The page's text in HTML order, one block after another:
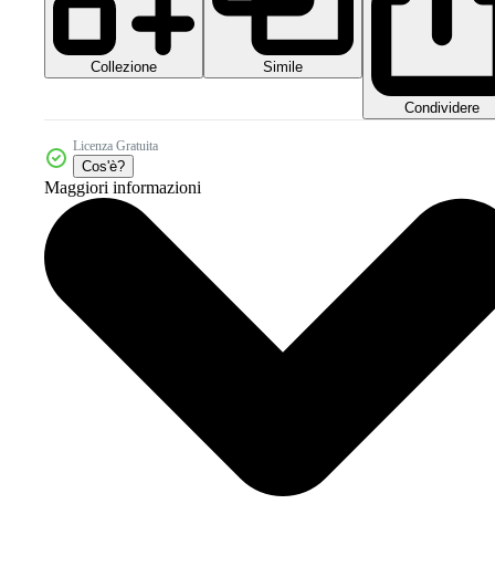
Collezione Simile
Condividere
Licenza Gratuita
Cos'è?
Maggiori informazioni